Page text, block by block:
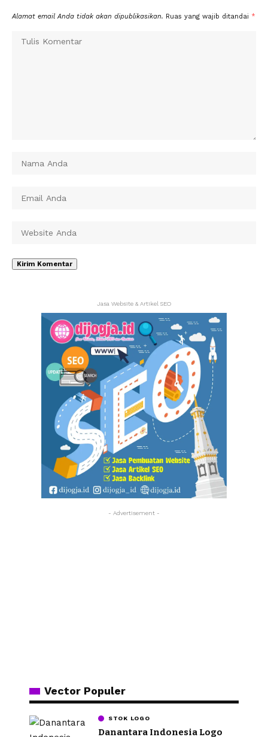
Alamat email Anda tidak akan dipublikasikan. Ruas yang wajib ditandai *
Jasa Website & Artikel SEO
- Advertisement -
Vector Populer
STOK LOGO
Danantara Indonesia Logo